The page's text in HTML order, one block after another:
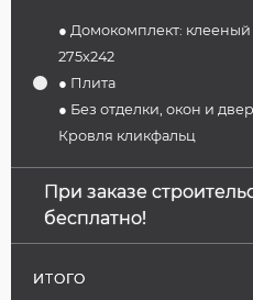
● Домокомплект: клееный
275х242
● Плита
● Без отделки, окон и
Кровля кликфальц
При заказе
бесплатно!
ИТОГО